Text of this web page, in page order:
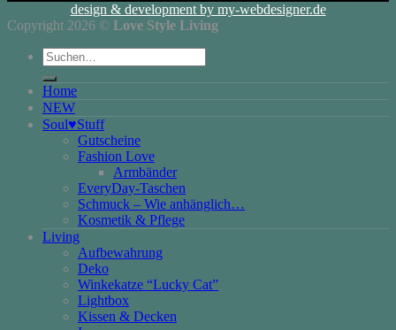
design & development by my-webdesigner.de
Copyright 2026 © Love Style Living
Suchen
nach:
Home
NEW
Soul♥Stuff
Gutscheine
Fashion Love
Armbänder
EveryDay-Taschen
Schmuck – Wie anhänglich…
Kosmetik & Pflege
Living
Aufbewahrung
Deko
Winkekatze “Lucky Cat”
Lightbox
Kissen & Decken